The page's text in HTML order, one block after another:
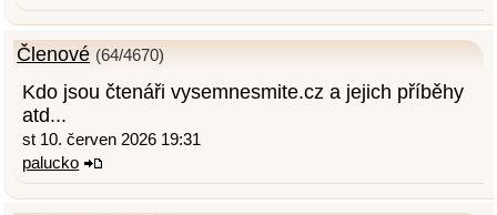
Členové (64/4670)
Kdo jsou čtenáři vysemnesmite.cz a jejich příběhy
atd...
st 10. červen 2026 19:31
palucko